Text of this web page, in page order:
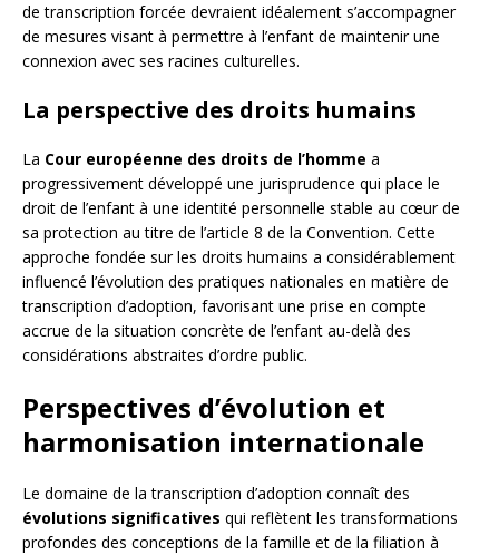
de transcription forcée devraient idéalement s’accompagner
de mesures visant à permettre à l’enfant de maintenir une
connexion avec ses racines culturelles.
La perspective des droits humains
La Cour européenne des droits de l’homme a
progressivement développé une jurisprudence qui place le
droit de l’enfant à une identité personnelle stable au cœur de
sa protection au titre de l’article 8 de la Convention. Cette
approche fondée sur les droits humains a considérablement
influencé l’évolution des pratiques nationales en matière de
transcription d’adoption, favorisant une prise en compte
accrue de la situation concrète de l’enfant au-delà des
considérations abstraites d’ordre public.
Perspectives d’évolution et
harmonisation internationale
Le domaine de la transcription d’adoption connaît des
évolutions significatives qui reflètent les transformations
profondes des conceptions de la famille et de la filiation à